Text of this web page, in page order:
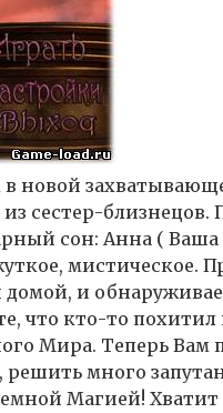
в новой
сестер-близнецов.
сон: Анна (
мистическое.
домой, и
что кто-то
Мира. Теперь Вам
решить много
Магией!